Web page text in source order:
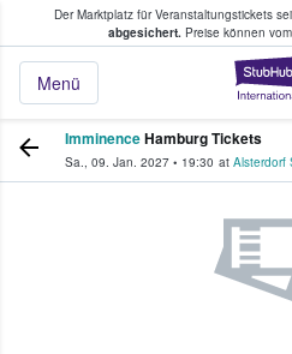
Der Marktplatz für Veranstaltungstickets
abgesichert.Preise können
Menü
Tickets kaufen &
ImminenceHamburg Tickets
Sa., 09. Jan. 2027 • 19:30 at Alsterdorf